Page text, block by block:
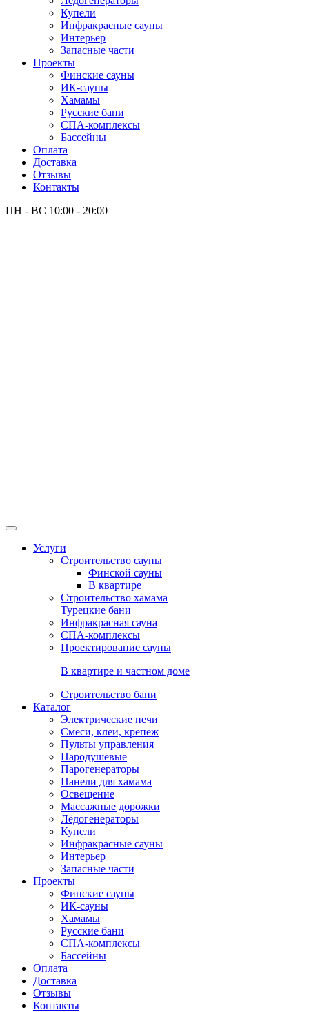
Купели
Инфракрасные сауны
Интерьер
Запасные части
Проекты
Финские сауны
ИК-сауны
Хамамы
Русские бани
СПА-комплексы
Бассейны
Оплата
Доставка
Отзывы
Контакты
ПН - ВС 10:00 - 20:00
Услуги
Строительство сауны
Финской сауны
В квартире
Строительство хамама
Турецкие бани
Инфракрасная сауна
СПА-комплексы
Проектирование сауны
В квартире и частном доме
Строительство бани
Каталог
Электрические печи
Смеси, клеи, крепеж
Пульты управления
Пародушевые
Парогенераторы
Панели для хамама
Освещение
Массажные дорожки
Лёдогенераторы
Купели
Инфракрасные сауны
Интерьер
Запасные части
Проекты
Финские сауны
ИК-сауны
Хамамы
Русские бани
СПА-комплексы
Бассейны
Оплата
Доставка
Отзывы
Контакты